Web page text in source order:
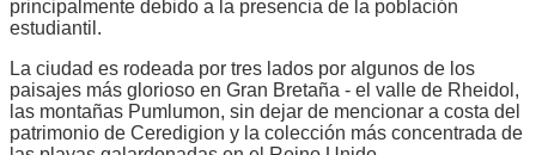
principalmente debido a la presencia de la población
estudiantil.
La ciudad es rodeada por tres lados por algunos de los
paisajes más glorioso en Gran Bretaña - el valle de Rheidol,
las montañas Pumlumon, sin dejar de mencionar a costa del
patrimonio de Ceredigion y la colección más concentrada de